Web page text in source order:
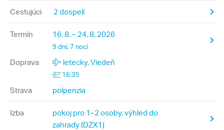
Cestujúci 2 dospelí
Termín 16. 8. – 24. 8. 2026
9 dní, 7 nocí
Doprava letecky, Viedeň
16:35
Strava polpenzia
Izba
pokoj pro 1–2 osoby, výhled do
zahrady (DZX1)